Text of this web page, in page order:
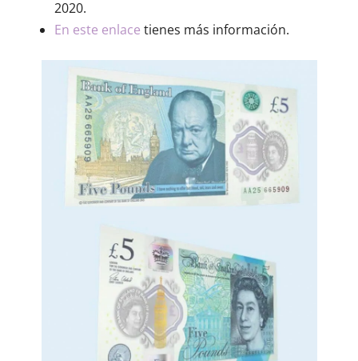
2020.
En este enlace tienes más información.